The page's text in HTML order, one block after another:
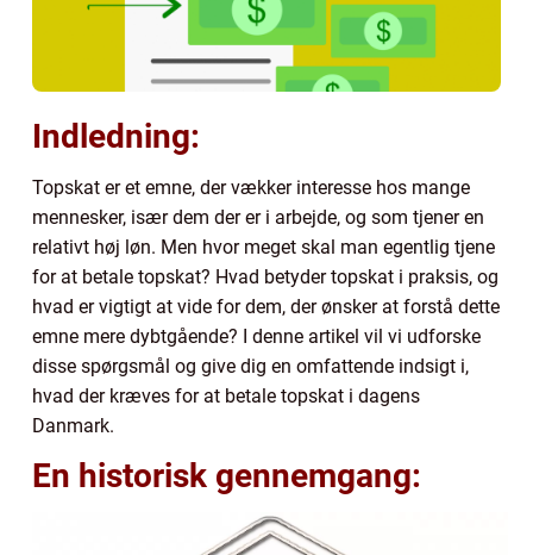
Indledning:
Topskat er et emne, der vækker interesse hos mange
mennesker, især dem der er i arbejde, og som tjener en
relativt høj løn. Men hvor meget skal man egentlig tjene
for at betale topskat? Hvad betyder topskat i praksis, og
hvad er vigtigt at vide for dem, der ønsker at forstå dette
emne mere dybtgående? I denne artikel vil vi udforske
disse spørgsmål og give dig en omfattende indsigt i,
hvad der kræves for at betale topskat i dagens
Danmark.
En historisk gennemgang: